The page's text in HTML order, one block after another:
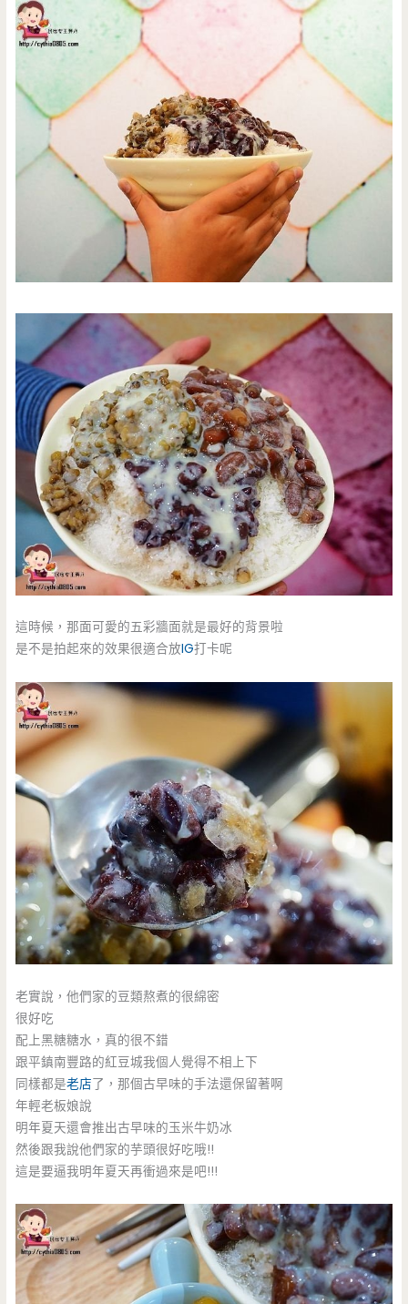
這時候，那面可愛的五彩牆面就是最好的背景啦
是不是拍起來的效果很適合放IG打卡呢
老實說，他們家的豆類熬煮的很綿密
很好吃
配上黑糖糖水，真的很不錯
跟平鎮南豐路的紅豆城我個人覺得不相上下
同樣都是老店了，那個古早味的手法還保留著啊
年輕老板娘說
明年夏天還會推出古早味的玉米牛奶冰
然後跟我說他們家的芋頭很好吃哦!!
這是要逼我明年夏天再衝過來是吧!!!